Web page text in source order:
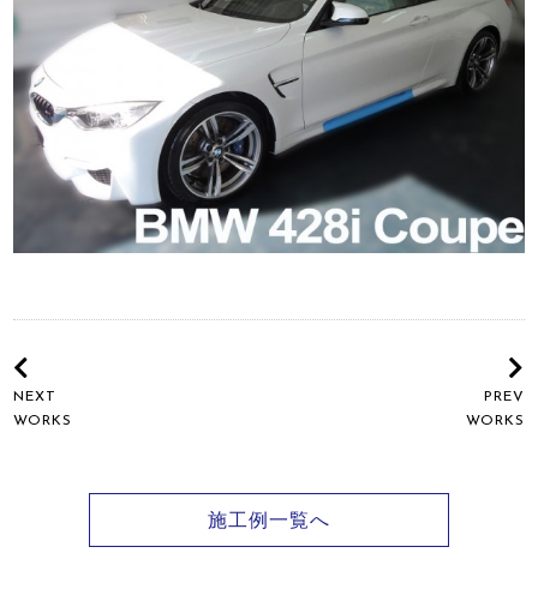
NEXT
WORKS
PREV
WORKS
施工例一覧へ